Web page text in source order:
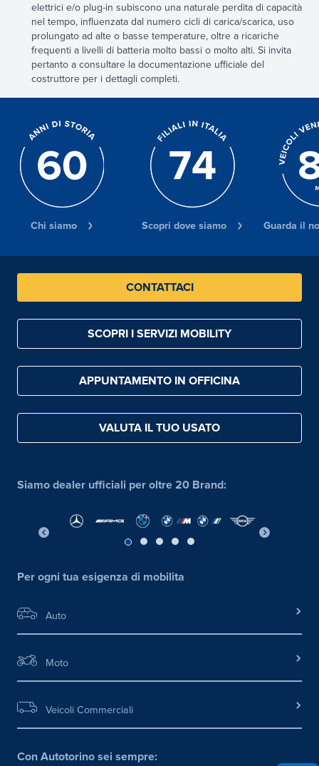
elettrici e/o plug-in subiscono una naturale perdita di capacità
nel tempo, influenzata dal numero cicli di carica/scarica, uso
prolungato ad alte o basse temperature, oltre a ricariche
frequenti a livelli di batteria molto bassi o molto alti. Si invita
pertanto a consultare la documentazione ufficiale del
costruttore per i dettagli completi.
Chi siamo Scopri dove siamo Guarda il
CONTATTACI
SCOPRI I SERVIZI MOBILITY
APPUNTAMENTO IN OFFICINA
VALUTA IL TUO USATO
Siamo dealer ufficiali per oltre 20 Brand:
Per ogni tua esigenza di mobilita
Auto
Moto
Veicoli Commerciali
Con Autotorino sei sempre: